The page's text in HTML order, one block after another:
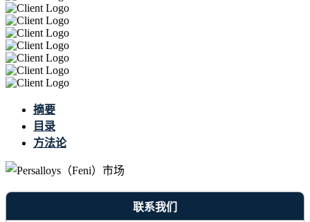
摘要
目录
方法论
联系我们